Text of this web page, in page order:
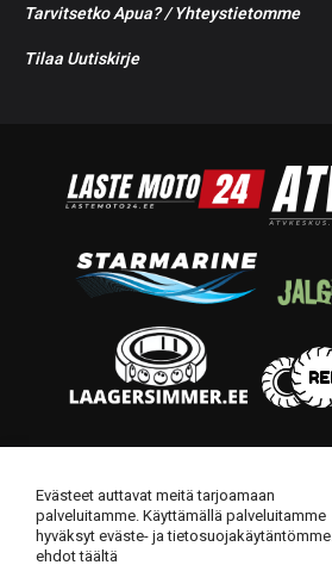
Tarvitsetko Apua? / Yhteystietomme
Tilaa Uutiskirje
Evästeet auttavat meitä tarjoamaan
palveluitamme. Käyttämällä palveluitamme
hyväksyt eväste- ja
ehdot täältä